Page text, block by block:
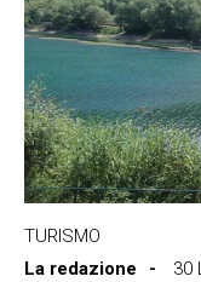
TURISMO
La redazione
30